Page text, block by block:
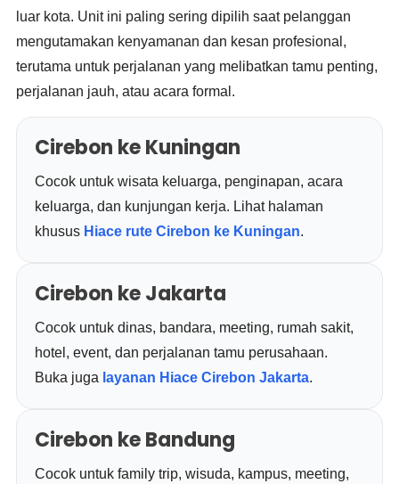
luar kota. Unit ini paling sering dipilih saat pelanggan
mengutamakan kenyamanan dan kesan profesional,
terutama untuk perjalanan yang melibatkan tamu penting,
perjalanan jauh, atau acara formal.
Cirebon ke Kuningan
Cocok untuk wisata keluarga, penginapan, acara
keluarga, dan kunjungan kerja. Lihat halaman
khusus Hiace rute Cirebon ke Kuningan.
Cirebon ke Jakarta
Cocok untuk dinas, bandara, meeting, rumah sakit,
hotel, event, dan perjalanan tamu perusahaan.
Buka juga layanan Hiace Cirebon Jakarta.
Cirebon ke Bandung
Cocok untuk family trip, wisuda, kampus, meeting,